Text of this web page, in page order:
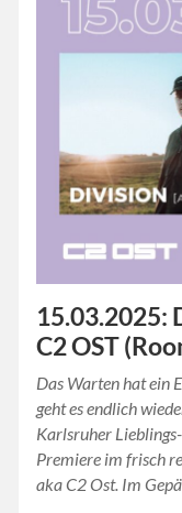
15.03.2025:
C2 OST
Das Warten hat ein
geht es endlich
Karlsruher
Premiere im frisch
aka C2 Ost. Im